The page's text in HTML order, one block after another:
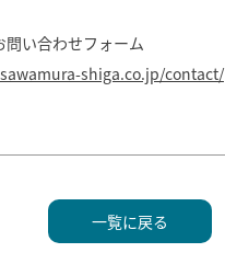
SAWAMURAリフォーム
問い合わせフォーム
shiga.co.jp/contact/
一覧に戻る